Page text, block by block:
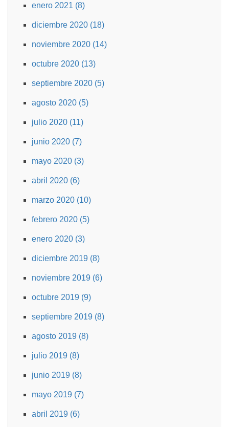
enero 2021 (8)
diciembre 2020 (18)
noviembre 2020 (14)
octubre 2020 (13)
septiembre 2020 (5)
agosto 2020 (5)
julio 2020 (11)
junio 2020 (7)
mayo 2020 (3)
abril 2020 (6)
marzo 2020 (10)
febrero 2020 (5)
enero 2020 (3)
diciembre 2019 (8)
noviembre 2019 (6)
octubre 2019 (9)
septiembre 2019 (8)
agosto 2019 (8)
julio 2019 (8)
junio 2019 (8)
mayo 2019 (7)
abril 2019 (6)